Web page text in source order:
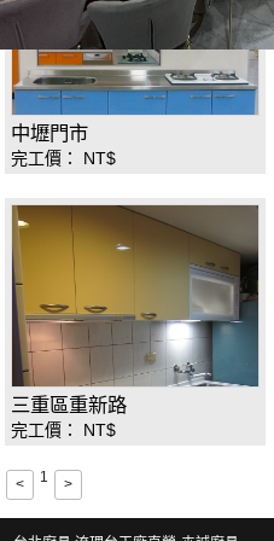
中壢門市
完工價： NT$
三重區重新路
完工價： NT$
< 1 >